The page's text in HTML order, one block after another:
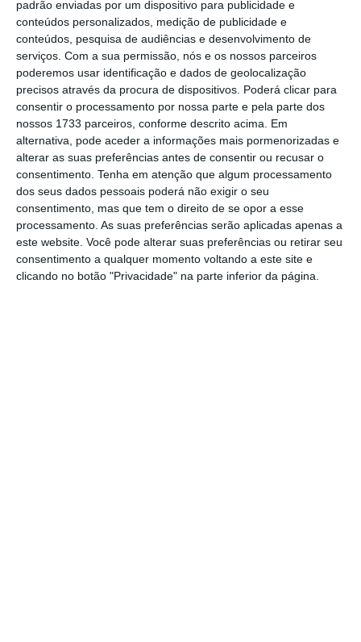
padrão enviadas por um dispositivo para publicidade e
conteúdos personalizados, medição de publicidade e
conteúdos, pesquisa de audiências e desenvolvimento de
serviços. Com a sua permissão, nós e os nossos parceiros
poderemos usar identificação e dados de geolocalização
precisos através da procura de dispositivos. Poderá clicar para
consentir o processamento por nossa parte e pela parte dos
nossos 1733 parceiros, conforme descrito acima. Em
alternativa, pode aceder a informações mais pormenorizadas e
alterar as suas preferências antes de consentir ou recusar o
consentimento. Tenha em atenção que algum processamento
dos seus dados pessoais poderá não exigir o seu
consentimento, mas que tem o direito de se opor a esse
processamento. As suas preferências serão aplicadas apenas a
este website. Você pode alterar suas preferências ou retirar seu
consentimento a qualquer momento voltando a este site e
clicando no botão "Privacidade" na parte inferior da página.
advertindo que “na época em que esses casos
de erros judiciais ocorreram, a comunicação
social tratou-os de forma distorcida,
normalmente na ótica dos acusadores.Sendo
que o Ministério Público aperfeiçoou os
métodos de condenação prévia dos seus
perseguidos junto da opinião pública”. E
aponta o dedo ao estado atual das coisas: “a
perceção sobre o sistema de Justiça
degradou-se ao longo dos anos, atingindo um
patamar negativo na confiança dos cidadãos
e das empresas”.